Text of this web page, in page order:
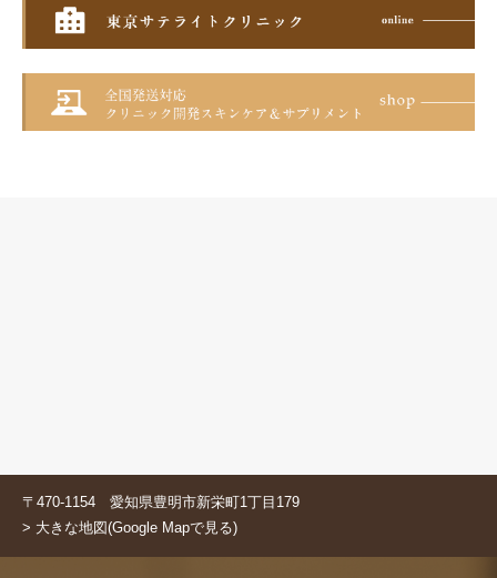
〒470-1154 愛知県豊明市新栄町1丁目179
> 大きな地図(Google Mapで見る)